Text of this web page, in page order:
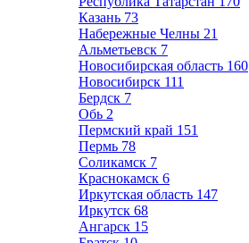
Казань 73
Набережные Челны 21
Альметьевск 7
Новосибирская область 160
Новосибирск 111
Бердск 7
Обь 2
Пермский край 151
Пермь 78
Соликамск 7
Краснокамск 6
Иркутская область 147
Иркутск 68
Ангарск 15